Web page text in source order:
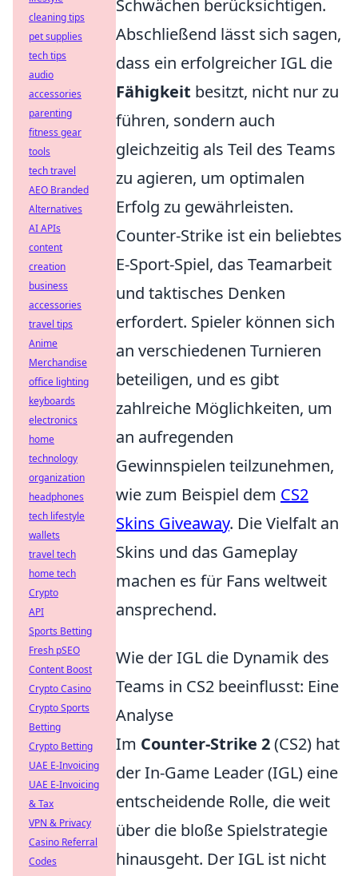
Schwächen berücksichtigen.
Abschließend lässt sich sagen,
dass ein erfolgreicher IGL die
Fähigkeit besitzt, nicht nur zu
führen, sondern auch
gleichzeitig als Teil des Teams
zu agieren, um optimalen
Erfolg zu gewährleisten.
Counter-Strike ist ein beliebtes
E-Sport-Spiel, das Teamarbeit
und taktisches Denken
erfordert. Spieler können sich
an verschiedenen Turnieren
beteiligen, und es gibt
zahlreiche Möglichkeiten, um
an aufregenden
Gewinnspielen teilzunehmen,
wie zum Beispiel dem CS2
Skins Giveaway. Die Vielfalt an
Skins und das Gameplay
machen es für Fans weltweit
ansprechend.
Wie der IGL die Dynamik des
Teams in CS2 beeinflusst: Eine
Analyse
Im Counter-Strike 2(CS2) hat
der In-Game Leader (IGL) eine
entscheidende Rolle, die weit
über die bloße Spielstrategie
hinausgeht. Der IGL ist nicht
cleaning tips
pet supplies
tech tips
audio
accessories
parenting
fitness gear
tools
tech travel
AEO Branded
Alternatives
AI APIs
content
creation
business
accessories
travel tips
Anime
Merchandise
office lighting
keyboards
electronics
home
technology
organization
headphones
tech lifestyle
wallets
travel tech
home tech
Crypto
API
Sports Betting
Fresh pSEO
Content Boost
Crypto Casino
Crypto Sports
Betting
Crypto Betting
UAE E-Invoicing
UAE E-Invoicing
& Tax
VPN & Privacy
Casino Referral
Codes